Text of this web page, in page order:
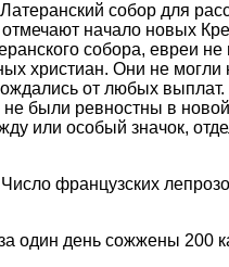
собор для
начало новых
собора, евреи не
христиан. Они не могли
от любых
были ревностны в
или особый значок,
французских
один день сожжены 200